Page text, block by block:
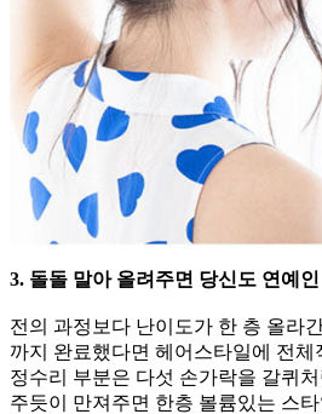
3. 돌돌 말아 올려주면 당신도 연예인
전의 과정보다 난이도가 한 층 올라
까지 완료했다면 헤어스타일에 전
정수리 부분은 다섯 손가락을 갈퀴
주듯이 만져주면 한층 볼륨있는 스